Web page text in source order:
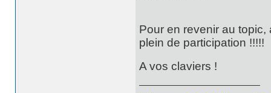
Pour en revenir au
plein de participation !!!!!
A vos claviers !